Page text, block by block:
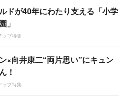
ドが40年にわたり支える「小学
」
ップ特集
×向井康二“両片思い”にキュン
！
ップ特集